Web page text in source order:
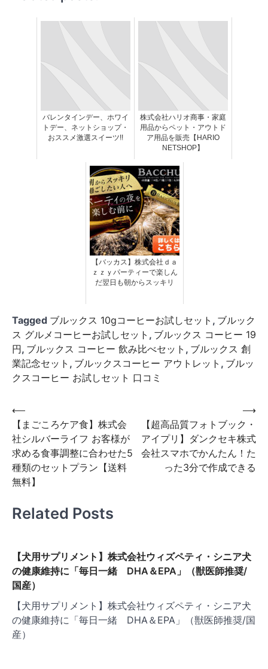
バレンタインデー、ホワイ
トデー、ネットショップ・
おススメ激選スイーツ!!
株式会社ハリオ商事・家庭
用品からペット・アウトド
ア用品を販売【HARIO
NETSHOP】
【バッカス】株式会社ｄａ
ｚｚｙパーティーで楽しん
だ翌日も朝からスッキリ
Tagged ブルックス 10gコーヒーお試しセット , ブルック
ス グルメコーヒーお試しセット , ブルックス コーヒー 19
円, ブルックス コーヒー 飲み比べセット , ブルックス 創
業記念セット , ブルックスコーヒー アウトレット , ブルッ
クスコーヒー お試しセット 口コミ
投
稿
ナ
ビ
ゲ
ー
シ
ン
⟵
【まごころケア食】株式会
社シルバーライフ お客様が
求める食事調整に合わせた5
種類のセットプラン【送料
無料】
【超高品質フォトブック・
アイプリ】ダンクセキ株式
会社スマホでかんたん！た
った3分で作成できる
⟶
Related Posts
【犬用サプリメント】株式会社ウィズペティ・シニア犬
の健康維持に「毎日一緒 DHA＆EPA」（獣医師推奨/
国産）
【犬用サプリメント】株式会社ウィズペティ・シニア犬
の健康維持に「毎日一緒 DHA＆EPA」（獣医師推奨/国
産）